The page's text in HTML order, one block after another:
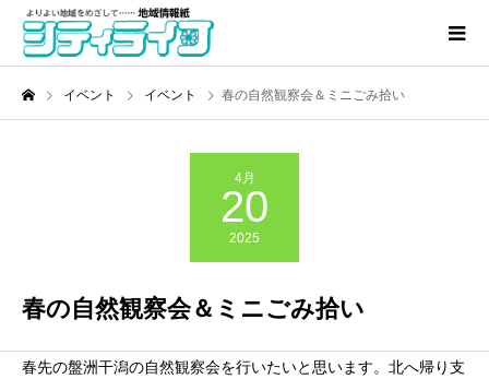
イベント イベント 春の自然観察会＆ミニごみ拾い
4月
20
2025
春の自然観察会＆ミニごみ拾い
春先の盤洲干潟の自然観察会を行いたいと思います。北へ帰り支